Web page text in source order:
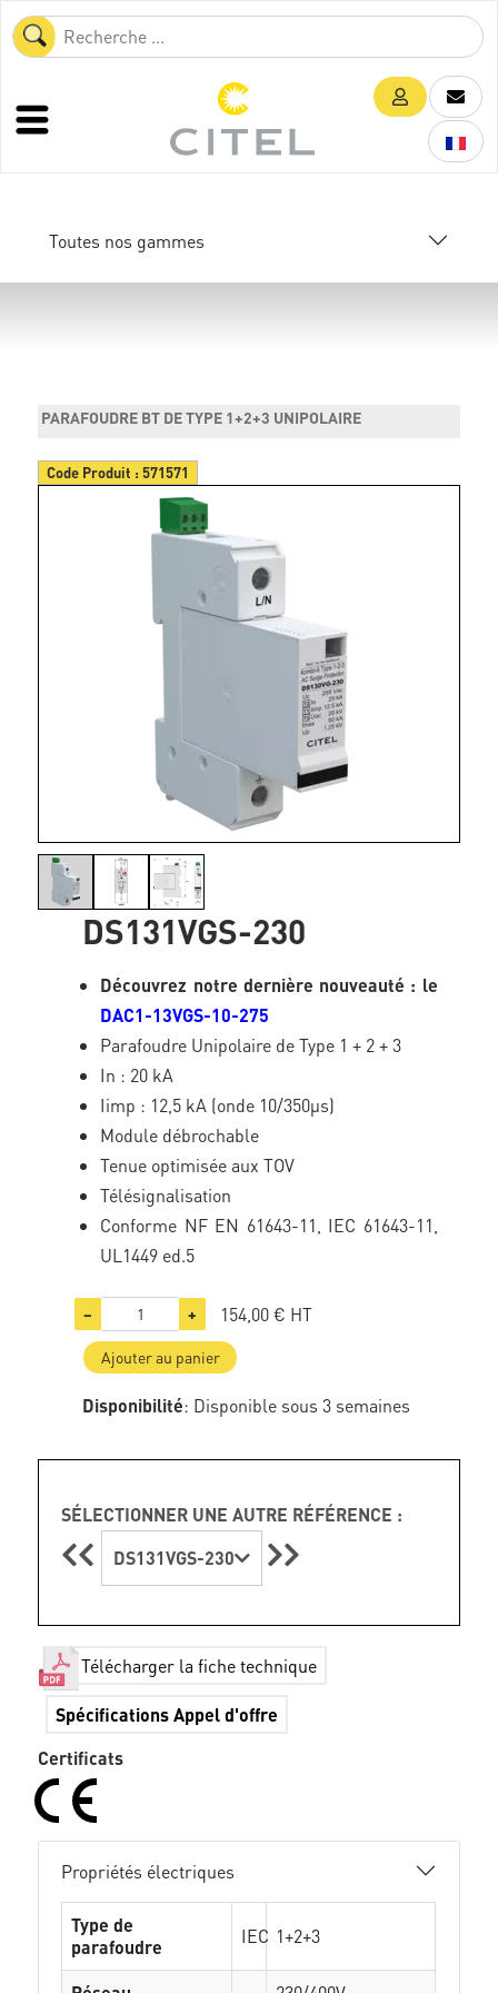
Toutes nos gammes
PARAFOUDRE BT DE TYPE 1+2+3 UNIPOLAIRE
Code Produit :571571
DS131VGS-230
Découvrez notre dernière nouveauté : le
DAC1-13VGS-10-275
Parafoudre Unipolaire de Type 1 + 2 + 3
In : 20 kA
Iimp : 12,5 kA (onde 10/350µs)
Module débrochable
Tenue optimisée aux TOV
Télésignalisation
Conforme NF EN 61643-11, IEC 61643-11,
UL1449 ed.5
− + 154,00 € HT
Ajouter au panier
Disponibilité: Disponible sous 3 semaines
SÉLECTIONNER UNE AUTRE RÉFÉRENCE :
DS131VGS-230
Télécharger la fiche technique
Spécifications Appel d'offre
Certificats
Propriétés électriques
Type de
parafoudre
IEC 1+2+3